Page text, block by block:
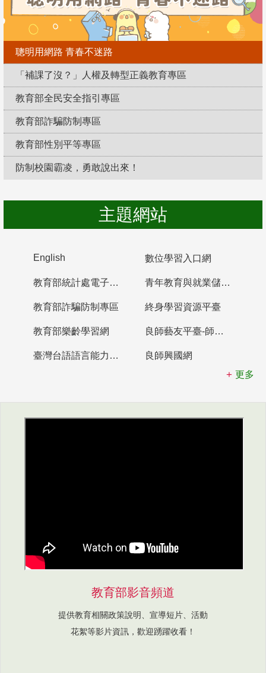
聰明用網路 青春不迷路
「補課了沒？」人權及轉型正義教育專區
教育部全民安全指引專區
教育部詐騙防制專區
教育部性別平等專區
防制校園霸凌，勇敢說出來！
主題網站
English 數位學習入口網
教育部統計處電子書櫃 青年教育與就業儲蓄帳戶
教育部詐騙防制專區 終身學習資源平臺
教育部樂齡學習網 良師藝友平臺-師資培育整合平臺
臺灣台語語言能力認證網站
良師興國網
更多
教育部影音頻道
提供教育相關政策說明、宣導短片、活動
花絮等影片資訊，歡迎踴躍收看！